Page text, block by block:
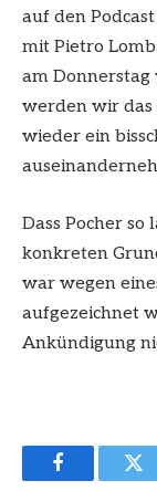
auf den
mit Pietro
am
werden wir das
wieder ein
Dass Pocher
konkreten
war wegen
aufgezeichnet
Ankündigung
Facebook